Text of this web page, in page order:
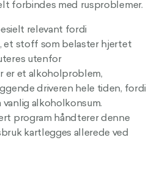
forbindes med rusproblemer.
relevant fordi
et stoff som belaster hjertet
utenfor
er et alkoholproblem,
driveren hele tiden, fordi
vanlig alkoholkonsum.
program håndterer denne
kartlegges allerede ved